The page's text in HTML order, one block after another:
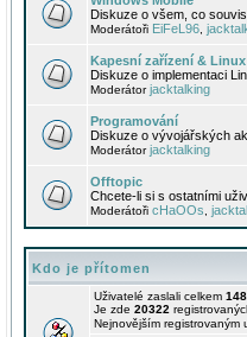
Diskuze o všem, co
Moderátoři EiFeL96
Kapesní zařízení & Linux
Diskuze o implementaci
Moderátorjacktalking
Programování
Diskuze o vývojářských
Moderátorjacktalking
Offtopic
Chcete-li si s ostatními
Moderátoři cHaOOs
Kdo je přítomen
Uživatelé zaslali celkem
Je zde 20322
Nejnovějším registrovaným